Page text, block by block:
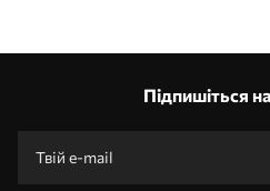
Підпишіться